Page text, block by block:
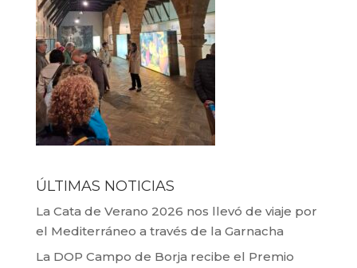
ÚLTIMAS NOTICIAS
La Cata de Verano 2026 nos llevó de viaje por
el Mediterráneo a través de la Garnacha
La DOP Campo de Borja recibe el Premio